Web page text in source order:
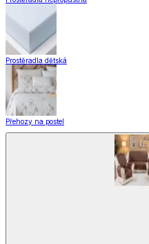
Prostěradla dětská
Přehozy na postel